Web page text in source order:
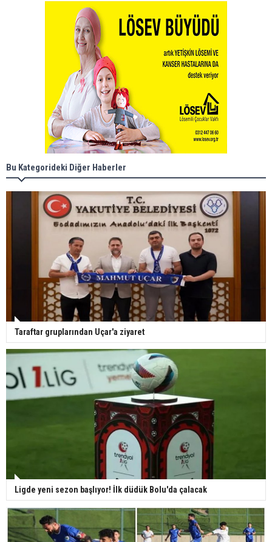
Bu Kategorideki Diğer Haberler
Taraftar gruplarından Uçar'a ziyaret
Ligde yeni sezon başlıyor! İlk düdük Bolu'da çalacak